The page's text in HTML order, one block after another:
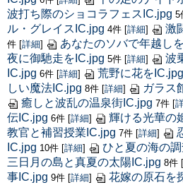
波打ち際のショコラフェスIC.jpg 5
ル・グレイスIC.jpg 4件 [詳細] 激
件 [詳細] あなたのソバで年越し
夜に御馳走をIC.jpg 5件 [詳細]
波
IC.jpg 6件 [詳細] 荒野に花をIC.jpg
しい魔法IC.jpg 8件 [詳細] ガラス
癒しと波乱の温泉街IC.jpg 7件 [
伝IC.jpg 6件 [詳細] 輝ける光華の
教官と補習授業IC.jpg 7件 [詳細]
IC.jpg 10件 [詳細] ひと夏の海の
三日月の島と真夏の太陽IC.jpg 8件 [
事IC.jpg 9件 [詳細] 花嫁の原石を